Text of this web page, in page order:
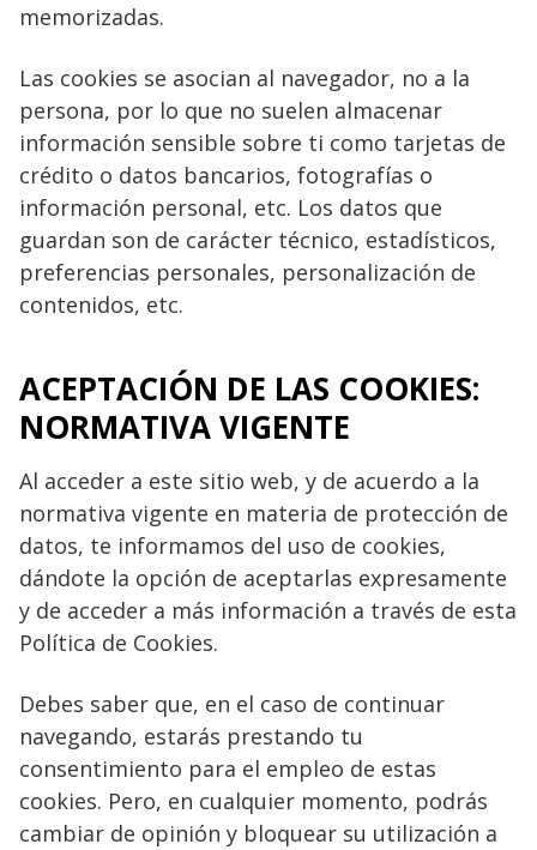
memorizadas.
Las cookies se asocian al navegador, no a la
persona, por lo que no suelen almacenar
información sensible sobre ti como tarjetas de
crédito o datos bancarios, fotografías o
información personal, etc. Los datos que
guardan son de carácter técnico, estadísticos,
preferencias personales, personalización de
contenidos, etc.
ACEPTACIÓN DE LAS COOKIES:
NORMATIVA VIGENTE
Al acceder a este sitio web, y de acuerdo a la
normativa vigente en materia de protección de
datos, te informamos del uso de cookies,
dándote la opción de aceptarlas expresamente
y de acceder a más información a través de esta
Política de Cookies.
Debes saber que, en el caso de continuar
navegando, estarás prestando tu
consentimiento para el empleo de estas
cookies. Pero, en cualquier momento, podrás
cambiar de opinión y bloquear su utilización a